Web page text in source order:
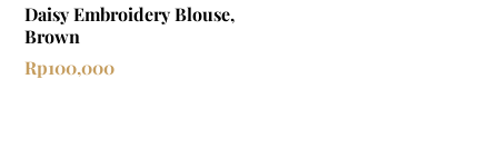
Daisy Embroidery Blouse,
Brown
Rp100,000